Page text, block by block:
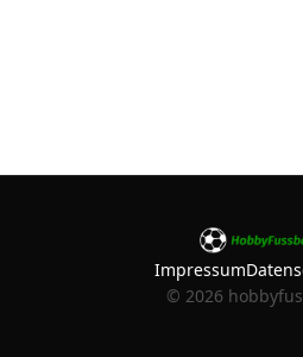
Impressum
© 2026